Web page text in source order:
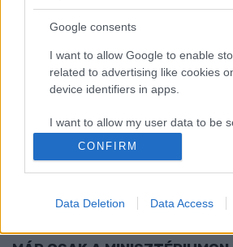
Google consents
I want to allow Google to enable
related to advertising like cookies
device identifiers in apps.
I want to allow my user data to be
Google for online advertising
I want to allow Google to send me
related to analytics like cookies on
CONFIRM
Data Deletion Data Access
Legkevesebb öten veszették életüket.
CSŐTÖRÉS MIATT
KAZINCZY FERENC
2025. június. 03. 17:41
A gyerekek csatorna-szagot éreztek az
DÍJHÁTRALÉK MIATT MA
SZOMBATHELYI 11-ES
ÉPÜLET GÁZÓRÁJÁT
Az épületben bérlőként működő Waldorf
fizetett bérleti díjat, ezért most az egész